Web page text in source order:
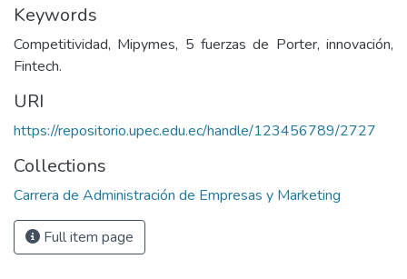
Keywords
Competitividad, Mipymes, 5 fuerzas de Porter, innovación,
Fintech.
URI
https://repositorio.upec.edu.ec/handle/123456789/2727
Collections
Carrera de Administración de Empresas y Marketing
Full item page